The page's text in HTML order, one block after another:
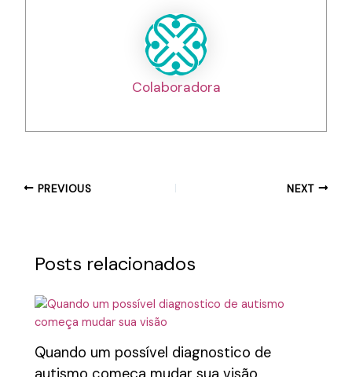
Colaboradora
PREVIOUS NEXT
Posts relacionados
Quando um possível diagnostico de